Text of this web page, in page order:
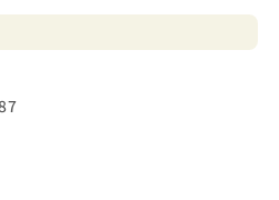
警告／說什麼或做什麼？／兩種
是誰？